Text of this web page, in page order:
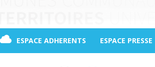
ESPACE ADHERENTS ESPACE PRESSE